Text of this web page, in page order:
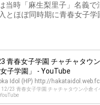
当時「麻生梨里子」名義で
とほぼ同時期に青春女子学
青春女子学園 チャチャタウ
子学園」 - YouTube
Idol (HP) http://
12/23 青春女子学園 チャチャタウン小倉